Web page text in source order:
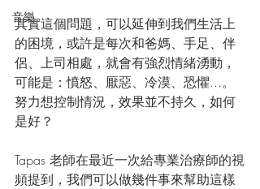
音樂
其實這個問題，可以延伸到我們生活上
的困境，或許是每次和爸媽、手足、伴
侶、上司相處，就會有強烈情緒湧動，
可能是：憤怒、厭惡、冷漠、恐懼...。
努力想控制情況，效果並不持久，如何
是好？
Tapas 老師在最近一次給專業治療師的視
頻提到，我們可以做幾件事來幫助這樣